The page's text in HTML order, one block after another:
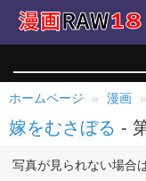
ホームページ 漫画
嫁をむさぼる -
写真が見られない場合